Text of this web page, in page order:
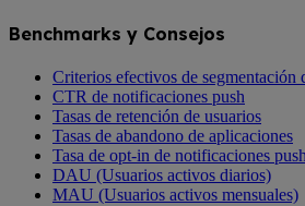
Benchmarks y Consejos
Criterios efectivos de segmentación
CTR de notificaciones push
Tasas de retención de usuarios
Tasas de abandono de aplicaciones
Tasa de opt-in de notificaciones push
DAU (Usuarios activos diarios)
MAU (Usuarios activos mensuales)